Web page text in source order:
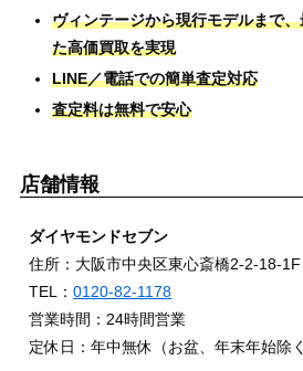
ヴィンテージから現行モデルまで
た高価買取を実現
LINE／電話での簡単査定対応
査定料は無料で安心
店舗情報
ダイヤモンドセブン
住所：大阪市中央区東心斎橋2-2-18-1F
TEL：0120-82-1178
営業時間：24時間営業
定休日：年中無休（お盆、年末年始除く